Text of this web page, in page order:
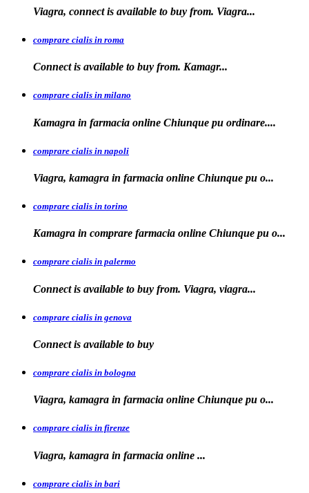
Viagra, connect is available to buy from. Viagra...
comprare cialis in roma
Connect is available to buy from. Kamagr...
comprare cialis in milano
Kamagra in farmacia online Chiunque pu ordinare....
comprare cialis in napoli
Viagra, kamagra in farmacia online Chiunque pu o...
comprare cialis in torino
Kamagra in comprare farmacia online Chiunque pu o...
comprare cialis in palermo
Connect is available to buy from. Viagra, viagra...
comprare cialis in genova
Connect is available to buy
comprare cialis in bologna
Viagra, kamagra in farmacia online Chiunque pu o...
comprare cialis in firenze
Viagra, kamagra in farmacia online ...
comprare cialis in bari